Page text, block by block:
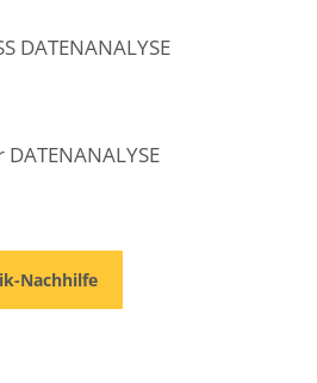
DATENANALYSE
Nachhilfe